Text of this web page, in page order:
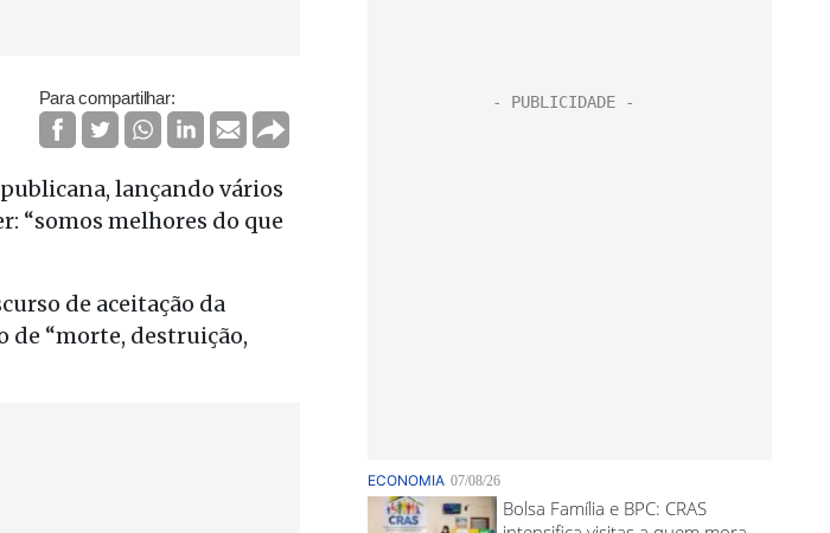
Para compartilhar:
lançando vários
“somos melhores do que
de aceitação da
de “morte, destruição,